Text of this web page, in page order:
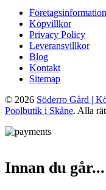
Företagsinformation
Köpvillkor
Privacy Policy
Leveransvillkor
Blog
Kontakt
Sitemap
© 2026 Söderro Gård |
Poolbutik i Skåne. Alla
Innan du går...